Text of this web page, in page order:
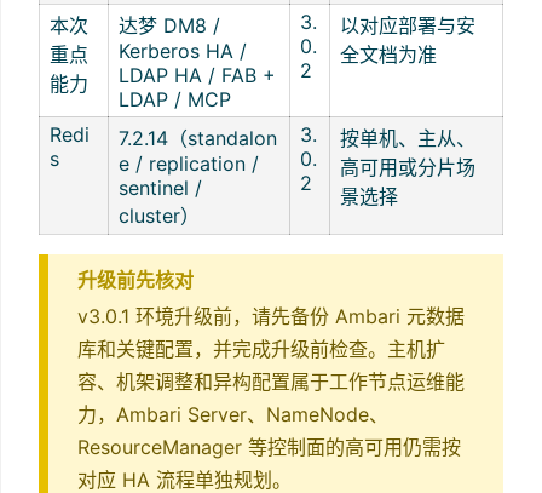
本次
重点
能力
达梦 DM8 /
Kerberos HA /
LDAP HA / FAB +
LDAP / MCP
3.
0.
2
以对应部署与安
全文档为准
Redi
s
7.2.14（standalon
e / replication /
sentinel /
cluster）
3.
0.
2
按单机、主从、
高可用或分片场
景选择
升级前先核对
v3.0.1 环境升级前，请先备份 Ambari 元数据
库和关键配置，并完成升级前检查。主机扩
容、机架调整和异构配置属于工作节点运维能
力，Ambari Server、NameNode、
ResourceManager 等控制面的高可用仍需按
对应 HA 流程单独规划。